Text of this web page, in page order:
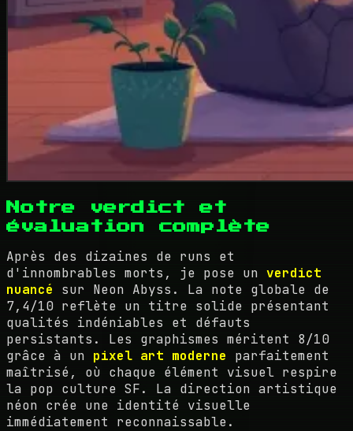
Notre verdict et
évaluation complète
Après des dizaines de runs et
d'innombrables morts, je pose un verdict
nuancé sur Neon Abyss. La note globale de
7,4/10 reflète un titre solide présentant
qualités indéniables et défauts
persistants. Les graphismes méritent 8/10
grâce à un pixel art moderne parfaitement
maîtrisé, où chaque élément visuel respire
la pop culture SF. La direction artistique
néon crée une identité visuelle
immédiatement reconnaissable.